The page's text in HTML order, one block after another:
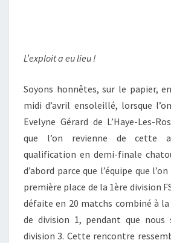
S
D
E
F
I
A
L
E
:
P
L’exploit a eu lieu !
Soyons honnêtes, sur le papier,
midi d’avril ensoleillé, lorsque
Evelyne Gérard de L’Haye-Les-
que l’on revienne de cette
qualification en demi-finale
d’abord parce que l’équipe que
première place de la 1ère division
défaite en 20 matchs combiné à
de division 1, pendant que nous
division 3. Cette rencontre